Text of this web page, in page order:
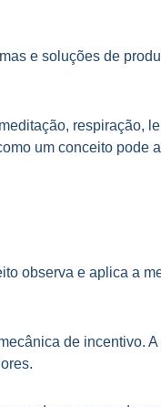
e soluções de
respiração,
um conceito pode
observa e aplica a
de incentivo.